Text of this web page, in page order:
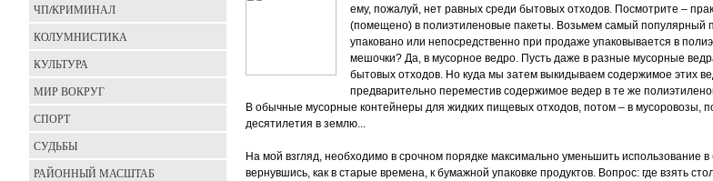
ему, пожалуй, нет равных среди бытовых отходов. Посмотрите –
(помещено) в полиэтиленовые пакеты. Возьмем самый популярный
упаковано или непосредственно при продаже упаковывается в
мешочки? Да, в мусорное ведро. Пусть даже в разные мусорные
бытовых отходов. Но куда мы затем выкидываем содержимое этих
предварительно переместив содержимое ведер в те же
В обычные мусорные контейнеры для жидких пищевых отходов, потом – в мусоровозы,
десятилетия в землю...
На мой взгляд, необходимо в срочном порядке максимально уменьшить использование
вернувшись, как в старые времена, к бумажной упаковке продуктов. Вопрос: где взять
ЧП/КРИМИНАЛ
КОЛУМНИСТИКА
КУЛЬТУРА
МИР ВОКРУГ
СПОРТ
СУДЬБЫ
РАЙОННЫЙ МАСШТАБ